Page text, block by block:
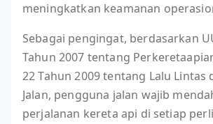
meningkatkan keamanan
Sebagai pengingat, berdasarkan
Tahun 2007 tentang
22 Tahun 2009 tentang Lalu Lintas
Jalan, pengguna jalan wajib
perjalanan kereta api di setiap